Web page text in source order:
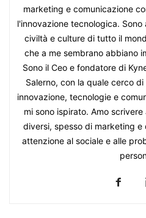
marketing e comunicazione
l'innovazione tecnologica.
civiltà e culture di tutto il
che a me sembrano abbiano
Sono il Ceo e fondatore di
Salerno, con la quale cerco
innovazione, tecnologie e
mi sono ispirato. Amo
diversi, spesso di marketing e
attenzione al sociale e alle